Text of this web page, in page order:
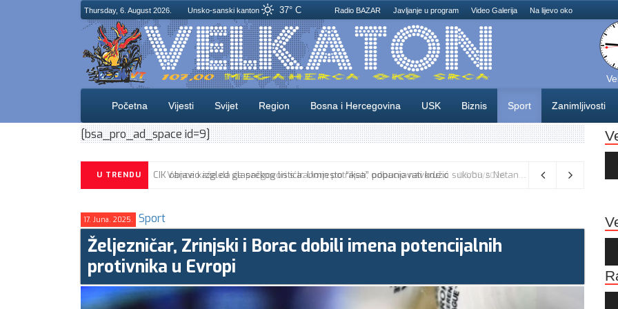
Thursday, 6. August 2026. Unsko-sanski kanton 37° C Radio BAZAR Javljanje u program Video Galerija Na lijevo oko
Početna Vijesti Svijet Region Bosna i Hercegovina USK Biznis Sport Zanimljivosti
[bsa_pro_ad_space id=9]
U TRENDU CIK objavio izgled glasačkog listića: Umjesto “iksa” popunjavati kružić 06/08/2026
17. Juna. 2025. Sport
Željezničar, Zrinjski i Borac dobili imena potencijalnih
protivnika u Evropi